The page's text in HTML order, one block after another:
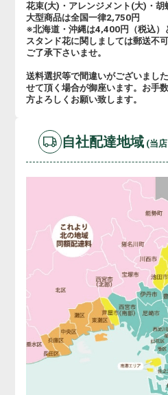
花束(大)・アレンジメント(大)・胡
大型商品は全国一律2,750円
※北海道・沖縄は4,400円（税込）
スタンド花に関しましては郵送不可
ご了承下さいませ。
送料選択等で間違いがございまし
せて頂く場合が御座います。お手
方よろしくお願い致します。
自社配達地域 (当